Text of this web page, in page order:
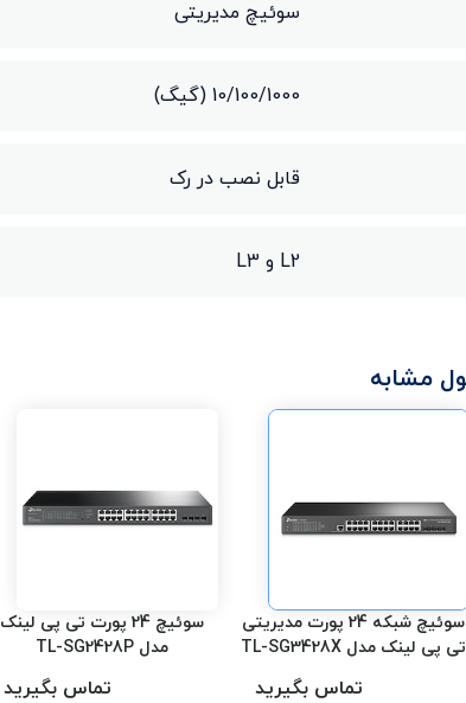
سوئیچ مدیریتی
10/100/1000 (گیگ)
قابل نصب در رک
L2 و L3
سوئیچ شبکه 24 پورت مدیریتی
تی پی لینک مدل TL-SG3428X
تماس بگیرید
سوئیچ 24 پورت تی پی لینک
مدل TL-SG2428P
تماس بگیرید